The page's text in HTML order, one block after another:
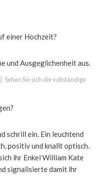
einer Hochzeit?
und Ausgeglichenheit aus.
Sehen Sie sich die vollständige
schrill ein. Ein leuchtend
positiv und knallt optisch.
ihr Enkel William Kate
signalisierte damit ihr